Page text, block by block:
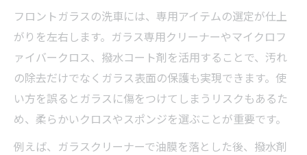
フロントガラスの洗車には、専用アイテムの選定が仕上
がりを左右します。ガラス専用クリーナーやマイクロフ
ァイバークロス、撥水コート剤を活用することで、汚れ
の除去だけでなくガラス表面の保護も実現できます。使
い方を誤るとガラスに傷をつけてしまうリスクもあるた
め、柔らかいクロスやスポンジを選ぶことが重要です。
例えば、ガラスクリーナーで油膜を落とした後、撥水剤